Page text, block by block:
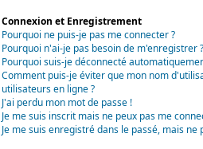
Connexion et Enregistrement
Pourquoi ne puis-je pas me connecter ?
Pourquoi n'ai-je pas besoin de m'enregistrer ?
Pourquoi suis-je déconnecté
Comment puis-je éviter que mon nom
utilisateurs en ligne ?
J'ai perdu mon mot de passe !
Je me suis inscrit mais ne peux pas me
Je me suis enregistré dans le passé, mais ne